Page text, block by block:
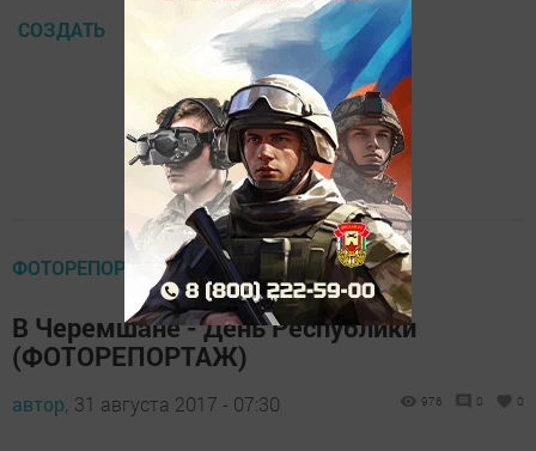
СОЗДАТЬ
ФОТОРЕПОРТАЖ
В Черемшане - День Республики
(ФОТОРЕПОРТАЖ)
автор, 31 августа 2017 - 07:30 976 0 0